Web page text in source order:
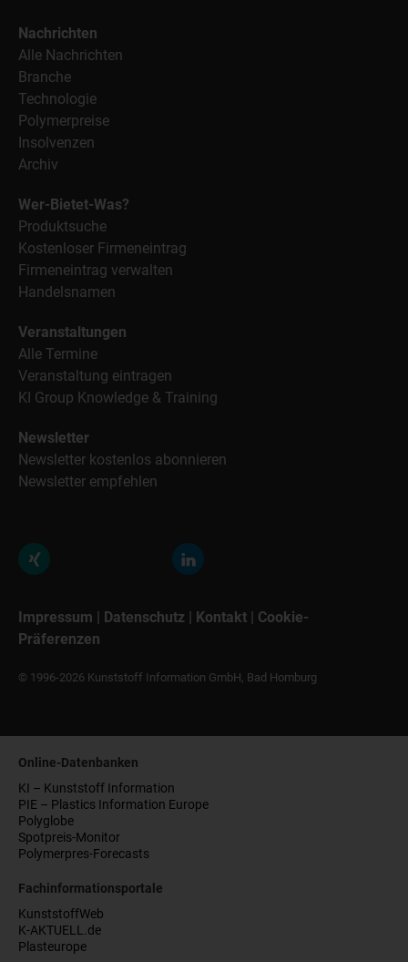
Nachrichten
Alle Nachrichten
Branche
Technologie
Polymerpreise
Insolvenzen
Archiv
Wer-Bietet-Was?
Produktsuche
Kostenloser Firmeneintrag
Firmeneintrag verwalten
Handelsnamen
Veranstaltungen
Alle Termine
Veranstaltung eintragen
KI Group Knowledge & Training
Newsletter
Newsletter kostenlos abonnieren
Newsletter empfehlen
Impressum | Datenschutz | Kontakt | Cookie-
Präferenzen
© 1996-2026 Kunststoff Information GmbH, Bad Homburg
Online-Datenbanken
KI – Kunststoff Information
PIE – Plastics Information Europe
Polyglobe
Spotpreis-Monitor
Polymerpres-Forecasts
Fachinformationsportale
KunststoffWeb
K-AKTUELL.de
Plasteurope